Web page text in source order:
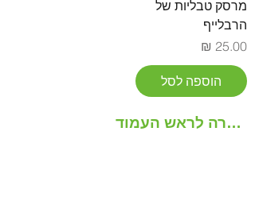
מרסק טבליות של
הרבלייף
מחיר
הוספה לסל
בחזרה לראש העמוד